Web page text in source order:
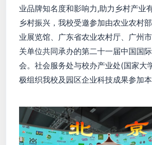
业品牌知名度和影响力,助力乡村产业
乡村振兴，我校受邀参加由农业农村
业展览馆、广东省农业农村厅、广州
关单位共同承办的第二十一届中国国
会。社会服务处与校办产业处(国家大
极组织我校及园区企业科技成果参加本